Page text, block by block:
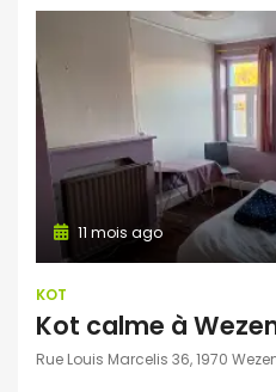
11 mois ago
KOT
Kot calme à
Rue Louis Marcelis 36, 1970